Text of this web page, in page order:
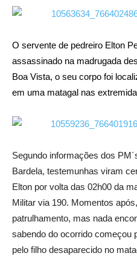
O servente de pedreiro Elton
assassinado na madrugada
Boa Vista, o seu corpo foi
em uma matagal nas
Segundo informações dos
Bardela, testemunhas viram
Elton por volta das 02h00 da
Militar via 190. Momentos
patrulhamento, mas nada
sabendo do ocorrido começou
pelo filho desaparecido no